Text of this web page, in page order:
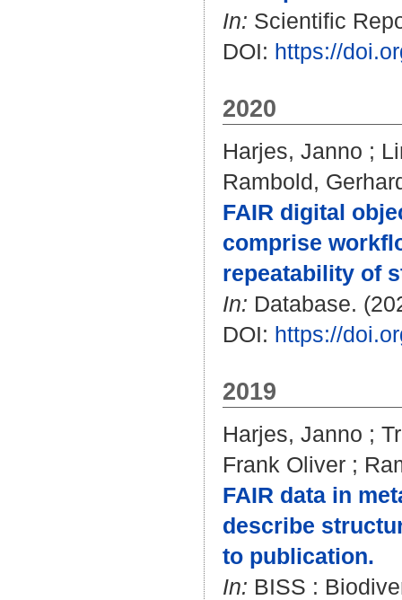
In: Scientific
DOI: https://
2020
Harjes, Janno ;
Rambold,
FAIR digital
comprise
repeatability of
In: Database.
DOI: https://
2019
Harjes, Janno ;
Frank Oliver ;
FAIR data in
describe
to publication.
In: BISS :